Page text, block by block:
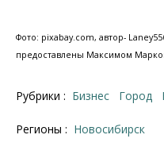
Фото: pixabay.com, автор-
предоставлены Максимом
Рубрики : Бизнес Город
Регионы : Новосибирск